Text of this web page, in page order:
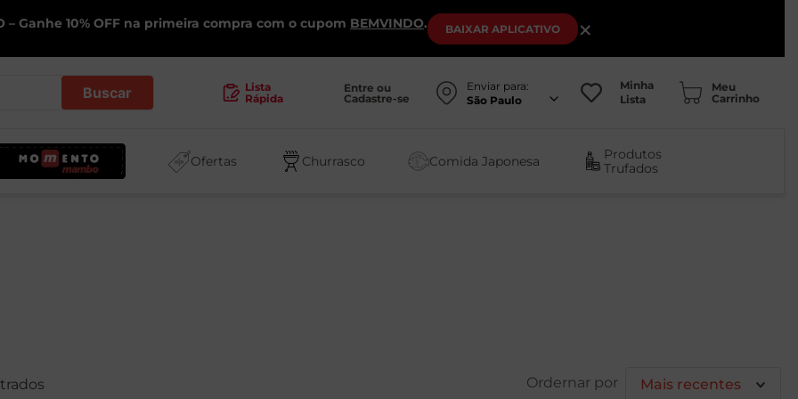
– Ganhe 10% OFF na primeira compra com o cupom BEMVINDO. BAIXAR APLICATIVO ×
Lista
Rápida
Entre ou
Cadastre-se
Enviar para:
São Paulo
Minha
Lista
Ofertas Churrasco Comida Japonesa
Produtos
Trufados
Mais recentes